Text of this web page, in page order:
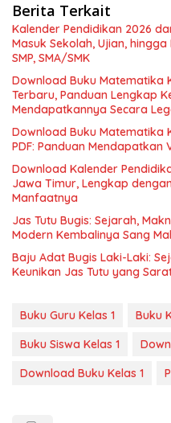
Berita Terkait
Kalender Pendidikan 2026
Masuk Sekolah, Ujian,
SMP, SMA/SMK
Download Buku Matematika
Terbaru, Panduan Lengkap
Mendapatkannya Secara
Download Buku Matematika
PDF: Panduan Mendapatkan
Download Kalender
Jawa Timur, Lengkap
Manfaatnya
Jas Tutu Bugis: Sejarah,
Modern Kembalinya Sang
Baju Adat Bugis Laki-Laki:
Keunikan Jas Tutu yang
Buku Guru Kelas 1 Buku
Buku Siswa Kelas 1
Download Buku Kelas 1